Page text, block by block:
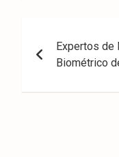
de
Expertos de
Biométrico